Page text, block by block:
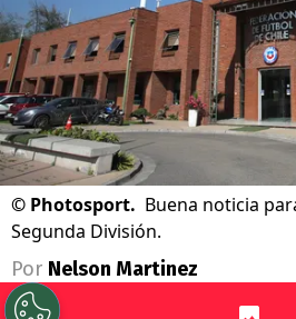
© Photosport. Buena noticia
Segunda División.
Por Nelson Martinez